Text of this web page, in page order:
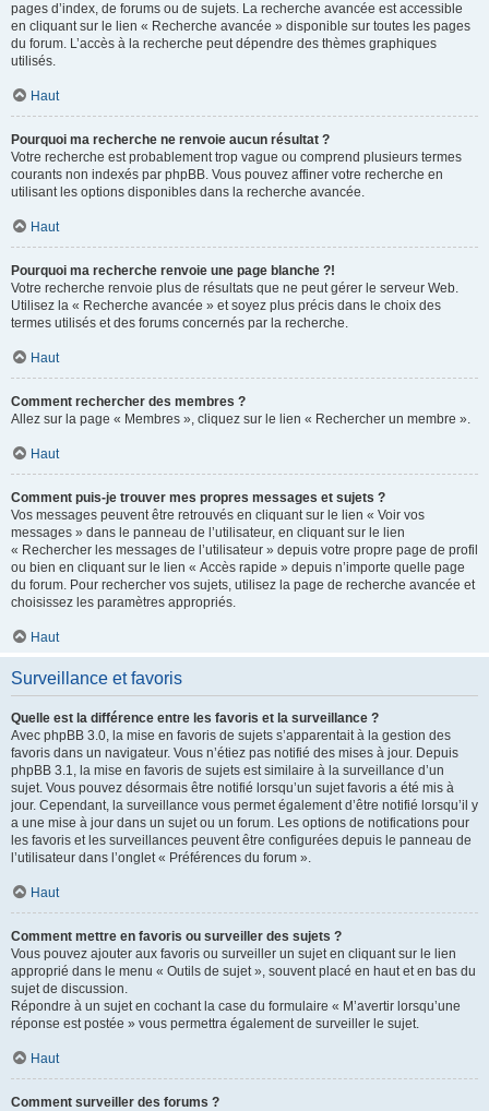
pages d’index, de forums ou de sujets. La recherche avancée est accessible
en cliquant sur le lien « Recherche avancée » disponible sur toutes les pages
du forum. L’accès à la recherche peut dépendre des thèmes graphiques
utilisés.
Haut
Pourquoi ma recherche ne renvoie aucun résultat ?
Votre recherche est probablement trop vague ou comprend plusieurs termes
courants non indexés par phpBB. Vous pouvez affiner votre recherche en
utilisant les options disponibles dans la recherche avancée.
Haut
Pourquoi ma recherche renvoie une page blanche ?!
Votre recherche renvoie plus de résultats que ne peut gérer le serveur Web.
Utilisez la « Recherche avancée » et soyez plus précis dans le choix des
termes utilisés et des forums concernés par la recherche.
Haut
Comment rechercher des membres ?
Allez sur la page « Membres », cliquez sur le lien « Rechercher un membre ».
Haut
Comment puis-je trouver mes propres messages et sujets ?
Vos messages peuvent être retrouvés en cliquant sur le lien « Voir vos
messages » dans le panneau de l’utilisateur, en cliquant sur le lien
« Rechercher les messages de l’utilisateur » depuis votre propre page de profil
ou bien en cliquant sur le lien « Accès rapide » depuis n’importe quelle page
du forum. Pour rechercher vos sujets, utilisez la page de recherche avancée et
choisissez les paramètres appropriés.
Haut
Surveillance et favoris
Quelle est la différence entre les favoris et la surveillance ?
Avec phpBB 3.0, la mise en favoris de sujets s’apparentait à la gestion des
favoris dans un navigateur. Vous n’étiez pas notifié des mises à jour. Depuis
phpBB 3.1, la mise en favoris de sujets est similaire à la surveillance d’un
sujet. Vous pouvez désormais être notifié lorsqu’un sujet favoris a été mis à
jour. Cependant, la surveillance vous permet également d’être notifié lorsqu’il y
a une mise à jour dans un sujet ou un forum. Les options de notifications pour
les favoris et les surveillances peuvent être configurées depuis le panneau de
l’utilisateur dans l’onglet « Préférences du forum ».
Haut
Comment mettre en favoris ou surveiller des sujets ?
Vous pouvez ajouter aux favoris ou surveiller un sujet en cliquant sur le lien
approprié dans le menu « Outils de sujet », souvent placé en haut et en bas du
sujet de discussion.
Répondre à un sujet en cochant la case du formulaire « M’avertir lorsqu’une
réponse est postée » vous permettra également de surveiller le sujet.
Haut
Comment surveiller des forums ?